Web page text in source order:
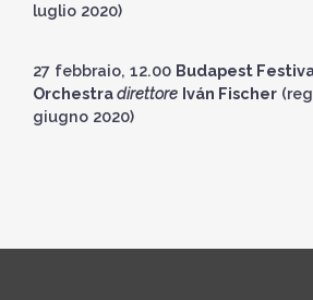
luglio 2020)
27 febbraio, 12.00 Budapest
Orchestradirettore Iván Fischer
giugno 2020)